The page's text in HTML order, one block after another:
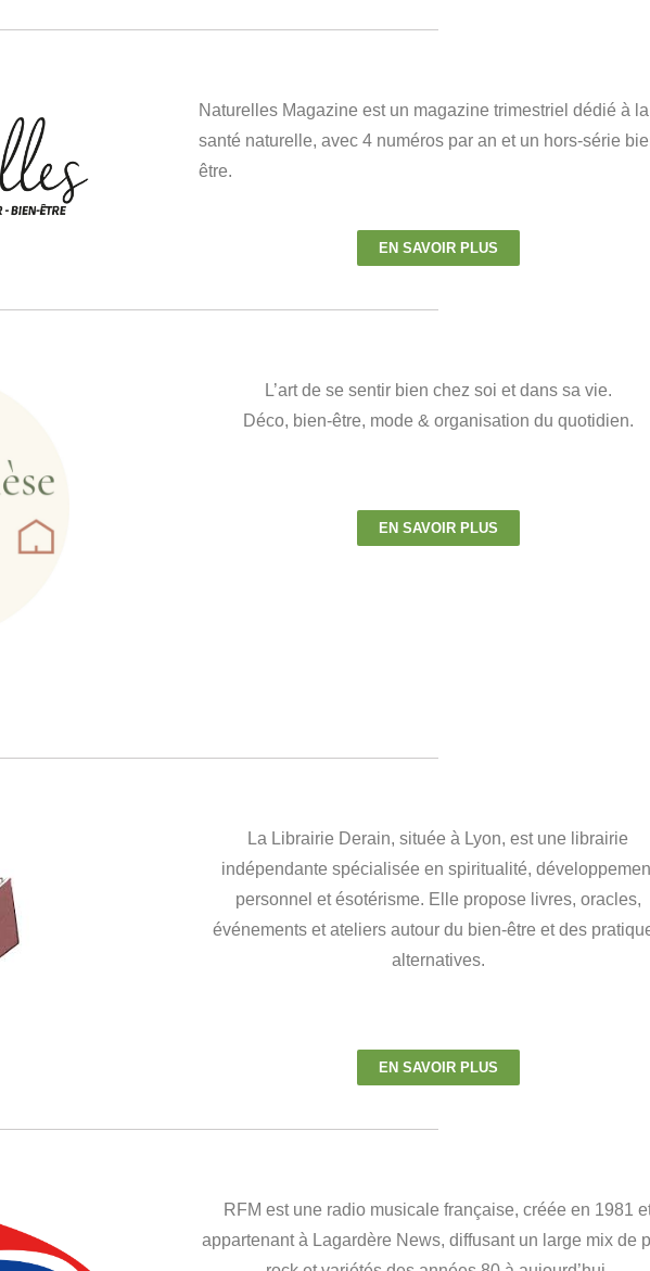
Naturelles Magazine est un magazine trimestriel dédié à la
santé naturelle, avec 4 numéros par an et un hors-série
être.
EN SAVOIR PLUS
L’art de se sentir bien chez soi et dans sa vie.
Déco, bien-être, mode & organisation du quotidien.
EN SAVOIR PLUS
La Librairie Derain, située à Lyon, est une librairie
indépendante spécialisée en spiritualité,
personnel et ésotérisme. Elle propose livres, oracles,
événements et ateliers autour du bien-être et des
alternatives.
EN SAVOIR PLUS
RFM est une radio musicale française, créée en 1981
appartenant à Lagardère News, diffusant un large mix de